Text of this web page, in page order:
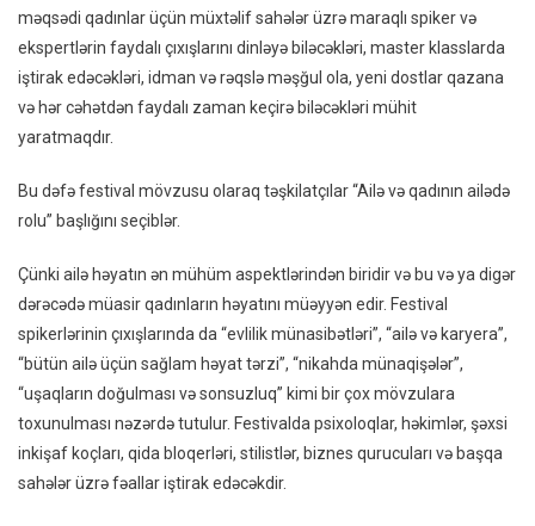
Ikinci
Dəfə
məqsədi qadınlar üçün müxtəlif sahələr üzrə maraqlı spiker və
ekspertlərin faydalı çıxışlarını dinləyə biləcəkləri, master klasslarda
iştirak edəcəkləri, idman və rəqslə məşğul ola, yeni dostlar qazana
və hər cəhətdən faydalı zaman keçirə biləcəkləri mühit
yaratmaqdır.
Bu dəfə festival mövzusu olaraq təşkilatçılar “Ailə və qadının ailədə
rolu” başlığını seçiblər.
Çünki ailə həyatın ən mühüm aspektlərindən biridir və bu və ya digər
dərəcədə müasir qadınların həyatını müəyyən edir. Festival
spikerlərinin çıxışlarında da “evlilik münasibətləri”, “ailə və karyera”,
“bütün ailə üçün sağlam həyat tərzi”, “nikahda münaqişələr”,
“uşaqların doğulması və sonsuzluq” kimi bir çox mövzulara
toxunulması nəzərdə tutulur. Festivalda psixoloqlar, həkimlər, şəxsi
inkişaf koçları, qida bloqerləri, stilistlər, biznes qurucuları və başqa
sahələr üzrə fəallar iştirak edəcəkdir.